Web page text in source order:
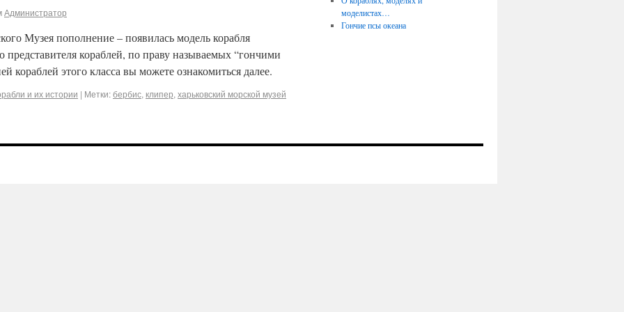
Администратор
Музея пополнение – появилась модель корабля
представителя кораблей, по праву называемых “гончими
кораблей этого класса вы можете ознакомиться далее.
и их истории | Метки:бербис, клипер, харьковский морской музей
моделистах…
Гончие псы океана